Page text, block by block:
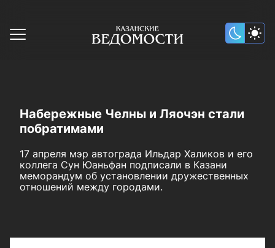
Набережные Челны и Ляочэн стали
побратимами
17 апреля мэр автограда Ильдар Халиков и его
коллега Сун Юаньфан подписали в Казани
меморандум об установлении дружественных
отношений между городами.